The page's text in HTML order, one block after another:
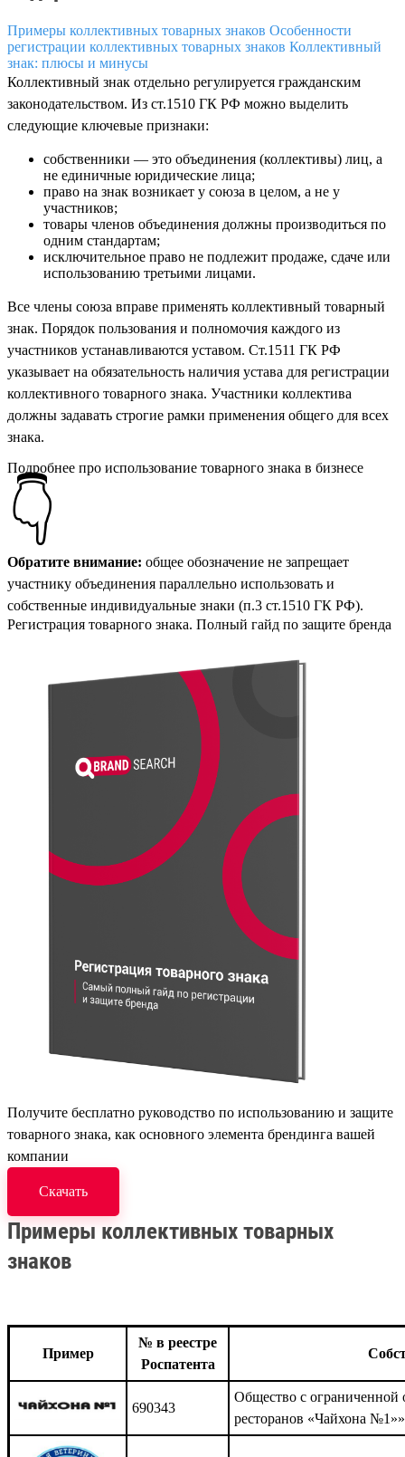
Примеры коллективных товарных знаков Особенности
регистрации коллективных товарных знаков Коллективный
знак: плюсы и минусы
Коллективный знак отдельно регулируется гражданским
законодательством. Из ст.1510 ГК РФ можно выделить
следующие ключевые признаки:
собственники — это объединения (коллективы) лиц, а
не единичные юридические лица;
право на знак возникает у союза в целом, а не у
участников;
товары членов объединения должны производиться по
одним стандартам;
исключительное право не подлежит продаже, сдаче или
использованию третьими лицами.
Все члены союза вправе применять коллективный товарный
знак. Порядок пользования и полномочия каждого из
участников устанавливаются уставом. Ст.1511 ГК РФ
указывает на обязательность наличия устава для регистрации
коллективного товарного знака. Участники коллектива
должны задавать строгие рамки применения общего для всех
знака.
Подробнее про использование товарного знака в бизнесе
👇
Обратите внимание: общее обозначение не запрещает
участнику объединения параллельно использовать и
собственные индивидуальные знаки (п.3 ст.1510 ГК РФ).
Регистрация товарного знака. Полный гайд по защите бренда
Получите бесплатно руководство по использованию и защите
товарного знака, как основного элемента брендинга вашей
компании
Скачать
Примеры коллективных товарных
знаков
Пример
№ в реестре
Роспатента
690343
Общество с ограниченной
ресторанов «Чайхона №1»»